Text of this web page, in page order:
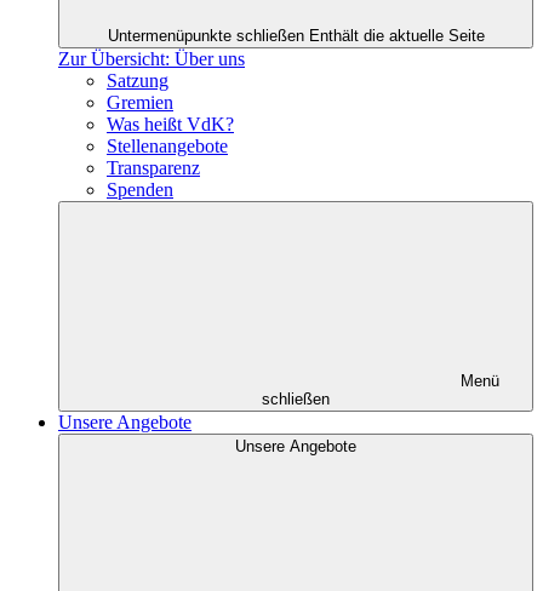
Untermenüpunkte schließen Enthält die aktuelle Seite
Zur Übersicht: Über uns
Satzung
Gremien
Was heißt VdK?
Stellenangebote
Transparenz
Spenden
Menü
schließen
Unsere Angebote
Unsere Angebote